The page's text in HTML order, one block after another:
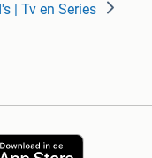
| Tv en Series